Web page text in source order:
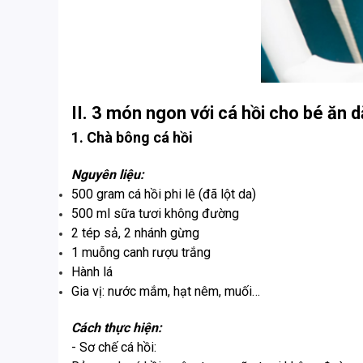
II. 3 món ngon với cá hồi cho bé ăn
1. Chà bông cá hồi
Nguyên liệu:
500 gram cá hồi phi lê (đã lột da)
500 ml sữa tươi không đường
2 tép sả, 2 nhánh gừng
1 muỗng canh rượu trắng
Hành lá
Gia vị: nước mắm, hạt nêm, muối…
Cách thực hiện:
- Sơ chế cá hồi: